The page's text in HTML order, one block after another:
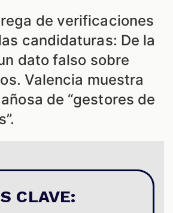
de verificaciones
candidaturas: De la
dato falso sobre
Valencia muestra
de “gestores de
CLAVE: